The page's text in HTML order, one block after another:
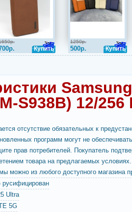
снятые на
выглядят
Самый
в
ждет
Купить
1250р.
500р. Купить
S938B) 12/
отсутствие обязательных к
программ могут не
прав потребителей. Покупатель
товара на предлагаемых
можно из любого доступного магазина
русифицирован
Ultra
5G